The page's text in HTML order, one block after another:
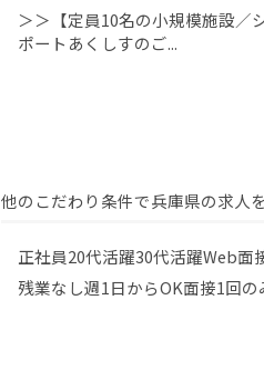
＞＞【定員10名の小規模施設／
ポートあくしすのご...
他のこだわり条件で兵庫県の求人
正社員20代活躍30代活躍Web面
残業なし週1日からOK面接1回の